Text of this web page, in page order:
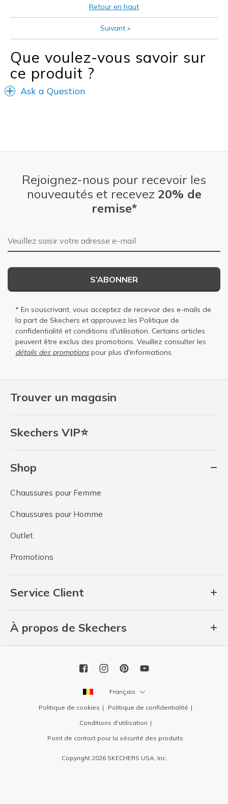
Les meilleures utilisations
Casual Wear
Sizing
Feels true to size
View On Shoes
I'm Into Shoes
Retour en haut
Suivant »
Que voulez-vous savoir sur
ce produit ?
Ask a Question
Trouver un magasin
Skechers VIP⭐
Shop
Chaussures pour Femme
Chaussures pour Homme
Outlet
Promotions
Service Client
À propos de Skechers
Rejoignez-nous pour recevoir les
nouveautés et recevez 20% de
remise*
Adresse e-mail
S’ABONNER
* En souscrivant, vous acceptez de recevoir des e-mails de
la part de Skechers et approuvez les Politique de
confidentialité et conditions d'utilisation. Certains articles
peuvent être exclus des promotions. Veuillez consulter les
détails des promotionspour plus d'informations.
Français
Politique de cookies
Politique de confidentialité
Conditions d'utilisation
Point de contact pour la sécurité des produits
Copyright 2026 SKECHERS USA, Inc.